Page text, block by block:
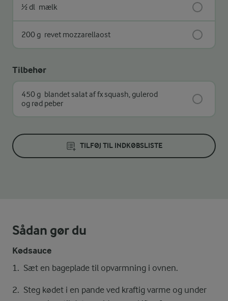
½ dl mælk
200 g revet mozzarellaost
Tilbehør
450 g blandet salat af fx squash, gulerod
og rød peber
TILFØJ TIL INDKØBSLISTE
Sådan gør du
Kødsauce
Sæt en bageplade til opvarmning i ovnen.
Steg kødet i en pande ved kraftig varme og under